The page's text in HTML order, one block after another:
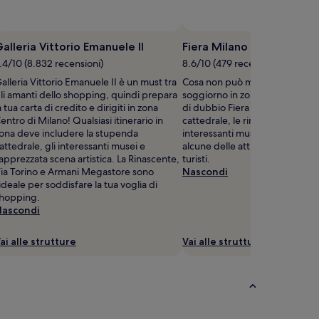
Vittorio Emanuele II
10 (8.832 recensioni)
Vittorio Emanuele II è un must tra
amanti dello shopping, quindi prepara
tua carta di credito e dirigiti in zona
di Milano! Qualsiasi itinerario in
deve includere la stupenda
gli interessanti musei e
scena artistica. La Rinascente,
Torino e Armani Megastore sono
per soddisfare la tua voglia di
alle strutture
Fiera Milano
8.6/10 (479 recensioni)
Cosa non può mancare tra gli
soggiorno in zona Portello?
di dubbio Fiera Milano. La
cattedrale, le rinomate
interessanti musei sono senza
alcune delle attrazioni più
turisti.
Nascondi
Vai alle strutture